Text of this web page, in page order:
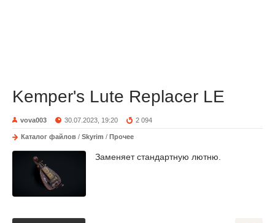
Kemper's Lute Replacer LE
vova003 30.07.2023, 19:20 2 094
Каталог файлов / Skyrim / Прочее
Заменяет стандартную лютню.